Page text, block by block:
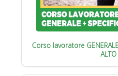
Corso lavoratore
ALTO